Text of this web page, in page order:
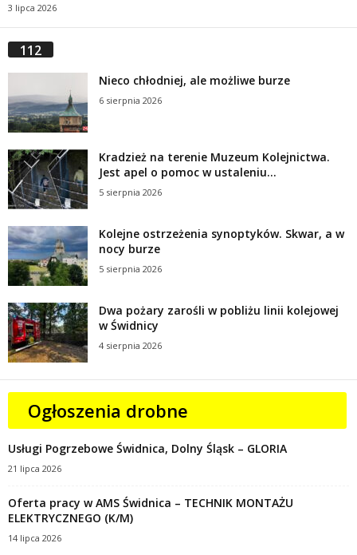
3 lipca 2026
112
Nieco chłodniej, ale możliwe burze
6 sierpnia 2026
Kradzież na terenie Muzeum Kolejnictwa.
Jest apel o pomoc w ustaleniu...
5 sierpnia 2026
Kolejne ostrzeżenia synoptyków. Skwar, a w
nocy burze
5 sierpnia 2026
Dwa pożary zarośli w pobliżu linii kolejowej
w Świdnicy
4 sierpnia 2026
Ogłoszenia drobne
Usługi Pogrzebowe Świdnica, Dolny Śląsk – GLORIA
21 lipca 2026
Oferta pracy w AMS Świdnica – TECHNIK MONTAŻU
ELEKTRYCZNEGO (K/M)
14 lipca 2026